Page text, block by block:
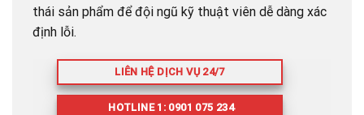
thái sản phẩm để đội ngũ kỹ thuật viên dễ dàng xác
định lỗi.
LIÊN HỆ DỊCH VỤ 24/7
HOTLINE 1: 0901 075 234